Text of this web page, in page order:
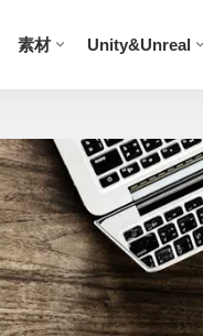
素材 Unity&Unreal